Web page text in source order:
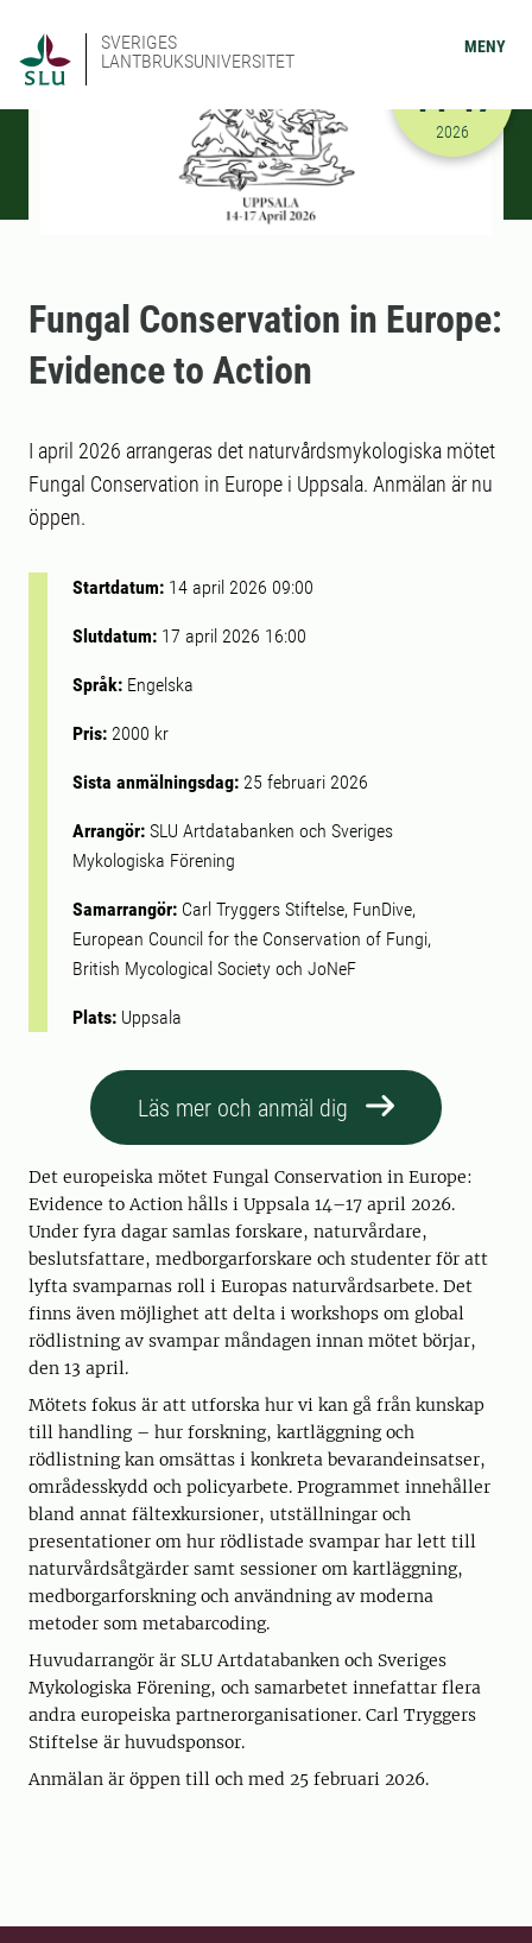
SVERIGES
LANTBRUKSUNIVERSITET
MENY
2026-04-
14-17
2026
Fungal Conservation in Europe:
Evidence to Action
I april 2026 arrangeras det naturvårdsmykologiska mötet
Fungal Conservation in Europe i Uppsala. Anmälan är nu
öppen.
Startdatum: 14 april 2026 09:00
Slutdatum: 17 april 2026 16:00
Språk: Engelska
Pris: 2000 kr
Sista anmälningsdag: 25 februari 2026
Arrangör: SLU Artdatabanken och Sveriges
Mykologiska Förening
Samarrangör: Carl Tryggers Stiftelse, FunDive,
European Council for the Conservation of Fungi,
British Mycological Society och JoNeF
Plats: Uppsala
Läs mer och anmäl dig
Det europeiska mötet Fungal Conservation in Europe:
Evidence to Action hålls i Uppsala 14–17 april 2026.
Under fyra dagar samlas forskare, naturvårdare,
beslutsfattare, medborgarforskare och studenter för att
lyfta svamparnas roll i Europas naturvårdsarbete. Det
finns även möjlighet att delta i workshops om global
rödlistning av svampar måndagen innan mötet börjar,
den 13 april.
Mötets fokus är att utforska hur vi kan gå från kunskap
till handling – hur forskning, kartläggning och
rödlistning kan omsättas i konkreta bevarandeinsatser,
områdesskydd och policyarbete. Programmet innehåller
bland annat fältexkursioner, utställningar och
presentationer om hur rödlistade svampar har lett till
naturvårdsåtgärder samt sessioner om kartläggning,
medborgarforskning och användning av moderna
metoder som metabarcoding.
Huvudarrangör är SLU Artdatabanken och Sveriges
Mykologiska Förening, och samarbetet innefattar flera
andra europeiska partnerorganisationer. Carl Tryggers
Stiftelse är huvudsponsor.
Anmälan är öppen till och med 25 februari 2026.